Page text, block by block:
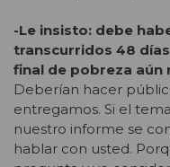
-Le insisto: debe
transcurridos 48
final de pobreza aún
Deberían hacer
entregamos. Si el
nuestro informe se
hablar con usted.